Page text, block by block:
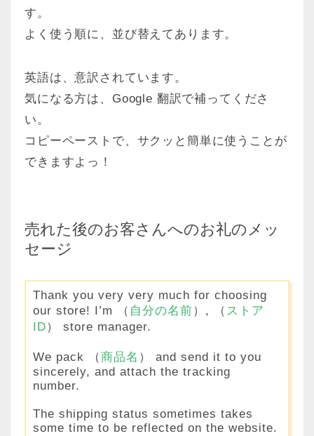
す。
よく使う順に、並び替えてあります。
英語は、意訳されています。
気になる方は、Google 翻訳で補ってくださ
い。
コピーペーストで、サクッと簡単に使うことが
できますよっ！
売れた後のお客さんへのお礼のメッ
セージ
Thank you very very much for choosing
our store! I’m （ 自分の名前）, （ ストア
ID） store manager.
We pack （商品名 ） and send it to you
sincerely, and attach the tracking
number.
The shipping status sometimes takes
some time to be reflected on the website.